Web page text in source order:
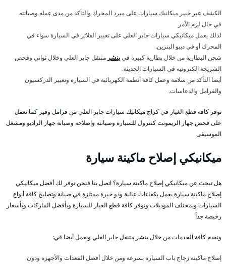
الكشف عبر خبير ميكانيك سيارات على مبرد المحرك والتأكد من مدى عمله وصيانته
في حال لزم الأمر
لذلك يعمل ميكانيكي سيارات جابر العلي على تغيير الفلاتر في السيارة سواء في
المحرك أو في ديبو البنزين.
شحن البطارية من خلال بطارية كبيرة فيبنشر متنقل جابر العلي وخلال ثواني وفحص
الشريحة الكترونية في السيارات الحديثة.
أيضا التأكد من سلامة وعمل كافة أنظمة الكهربائية في السيارة وتعيير الدركسيون
والفرامل والدعاسات.
نوفر كافة قطع الغيار في كراج ميكانيك سيارات جابر العلي من فرامل وقير كما نعمل
على فحص جهاز الريمونت كنترول للسيارة وصيانته وإصلاحه وصيانة جهاز الراديو ومشغل
الموسيقى
ميكانيكي إصلاح ماكينة سيارة
هل تبحث عن ميكانيكي إصلاح ماكينة سيارة؟ اتصل بنا فنحن نوفر لك أفضل ميكانيكي
إصلاح ماكينة سيارة يعمل بكفاءات عالية وذو خبرة ممتازة في صيانة وتصليح كافة أنواع
السيارات وبمختلف الموديلات ونوفر كافة قطع الغيار للسيارة وبأفضل الماركات وبأسعار
رخيصة جداً
ونقدم كافة الخدمات من خلال بنشر متنقل جابر العلي ونعمل أيضا في:
إصلاح ماكينة زجاج باب السيارة بسرعة ومن خلال أفضل المعدات والأجهزة ودون